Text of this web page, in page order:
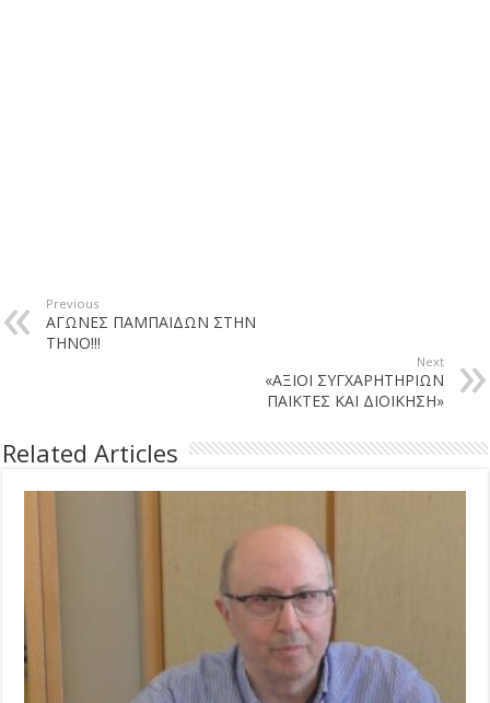
Previous
ΑΓΩΝΕΣ ΠΑΜΠΑΙΔΩΝ ΣΤΗΝ
ΤΗΝΟ!!!
Next
«ΑΞΙΟΙ ΣΥΓΧΑΡΗΤΗΡΙΩΝ
ΠΑΙΚΤΕΣ ΚΑΙ ΔΙΟΙΚΗΣΗ»
Related Articles